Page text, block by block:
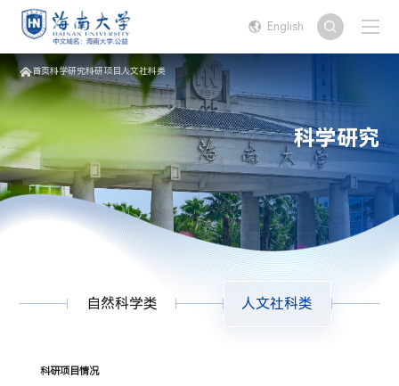
English
首页科学研究科研项目 人文社科类
科学研究
自然科学类 人文社科类
科研项目情况